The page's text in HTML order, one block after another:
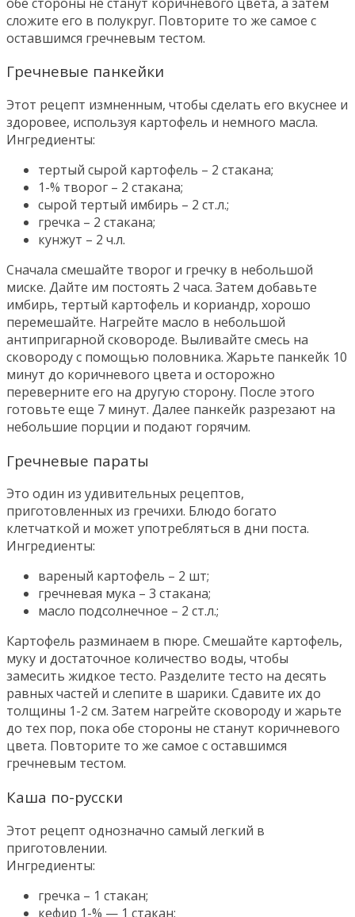
сложите его в полукруг. Повторите то же самое с
оставшимся гречневым тестом.
Гречневые панкейки
Этот рецепт измненным, чтобы сделать его вкуснее и
здоровее, используя картофель и немного масла.
Ингредиенты:
тертый сырой картофель – 2 стакана;
1-% творог – 2 стакана;
сырой тертый имбирь – 2 ст.л.;
гречка – 2 стакана;
кунжут – 2 ч.л.
Сначала смешайте творог и гречку в небольшой
миске. Дайте им постоять 2 часа. Затем добавьте
имбирь, тертый картофель и кориандр, хорошо
перемешайте. Нагрейте масло в небольшой
антипригарной сковороде. Выливайте смесь на
сковороду с помощью половника. Жарьте панкейк 10
минут до коричневого цвета и осторожно
переверните его на другую сторону. После этого
готовьте еще 7 минут. Далее панкейк разрезают на
небольшие порции и подают горячим.
Гречневые параты
Это один из удивительных рецептов,
приготовленных из гречихи. Блюдо богато
клетчаткой и может употребляться в дни поста.
Ингредиенты:
вареный картофель – 2 шт;
гречневая мука – 3 стакана;
масло подсолнечное – 2 ст.л.;
Картофель разминаем в пюре. Смешайте картофель,
муку и достаточное количество воды, чтобы
замесить жидкое тесто. Разделите тесто на десять
равных частей и слепите в шарики. Сдавите их до
толщины 1-2 см. Затем нагрейте сковороду и жарьте
до тех пор, пока обе стороны не станут коричневого
цвета. Повторите то же самое с оставшимся
гречневым тестом.
Каша по-русски
Этот рецепт однозначно самый легкий в
приготовлении.
Ингредиенты:
гречка – 1 стакан;
кефир 1-% — 1 стакан;